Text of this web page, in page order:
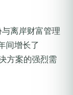
离岸财富管理
间增长了
方案的强烈需